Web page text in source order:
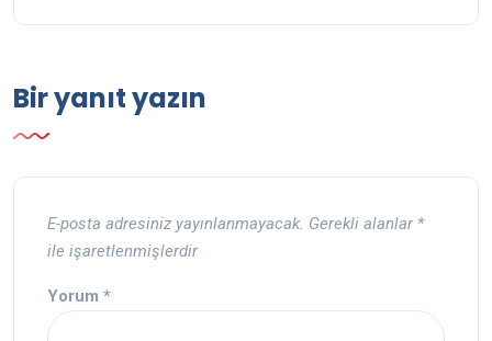
Bir yanıt yazın
E-posta adresiniz yayınlanmayacak. Gerekli alanlar *
ile işaretlenmişlerdir
Yorum *